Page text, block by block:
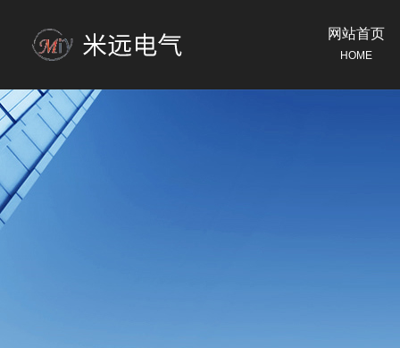
网站首页
HOME